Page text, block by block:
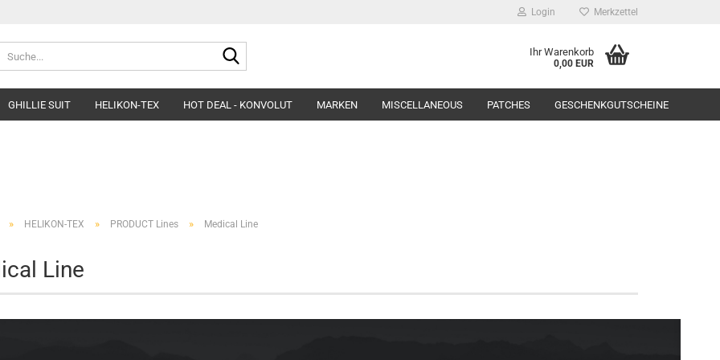
Login Merkzettel
Ihr Warenkorb
0,00 EUR
GHILLIE SUIT HELIKON-TEX
Ponchos
Underwear
HOT DEAL - KONVOLUT MARKEN MISCELLANEOUS PATCHES GESCHENKGUTSCHEINE
» HELIKON-TEX » PRODUCT Lines » Medical Line
Line